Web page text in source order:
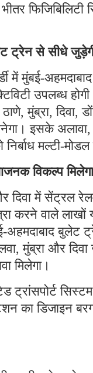
फिजिबिलिटी
ट्रेन से सीधे
में मुंबई-
उपलब्ध
मुंब्रा, दिवा,
इसके
मल्टी-मोडल
विकल्प मिलेगा
दिवा में सेंट्रल
करने वाले
बुलेट
मुंब्रा और
मिलेगा।
ट्रांसपोर्ट
का डिजाइन